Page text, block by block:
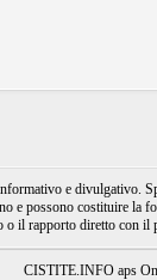
e divulgativo.
e possono costituire la
il rapporto diretto con
CISTITE.INFO aps